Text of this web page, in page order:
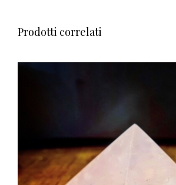
Prodotti correlati
AGGIUNGI AL CARRELLO